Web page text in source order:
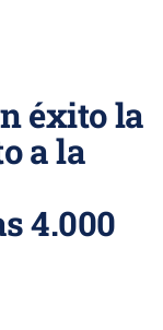
éxito la
a la
4.000